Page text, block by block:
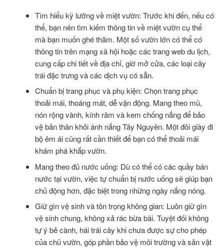
Tìm hiểu kỹ lưỡng về miệt vườn: Trước khi đến, nếu có
thể, bạn nên tìm kiếm thông tin về miệt vườn cụ thể
mà bạn muốn ghé thăm. Một số vườn lớn có thể có
thông tin trên mạng xã hội hoặc các trang web du lịch,
cung cấp chi tiết về địa chỉ, giờ mở cửa, các loại cây
trái đặc trưng và các dịch vụ có sẵn.
Chuẩn bị trang phục và phụ kiện: Chọn trang phục
thoải mái, thoáng mát, dễ vận động. Mang theo mũ,
nón rộng vành, kính râm và kem chống nắng để bảo
vệ bản thân khỏi ánh nắng Tây Nguyên. Một đôi giày đi
bộ êm ái cũng rất cần thiết để bạn có thể thoải mái
khám phá khắp vườn.
Mang theo đủ nước uống: Dù có thể có các quầy bán
nước tại vườn, việc tự chuẩn bị nước uống sẽ giúp bạn
chủ động hơn, đặc biệt trong những ngày nắng nóng.
Giữ gìn vệ sinh và tôn trọng không gian: Luôn giữ gìn
vệ sinh chung, không xả rác bừa bãi. Tuyệt đối không
tự ý bẻ cành, hái trái cây khi chưa được sự cho phép
của chủ vườn, góp phần bảo vệ môi trường và sản vật